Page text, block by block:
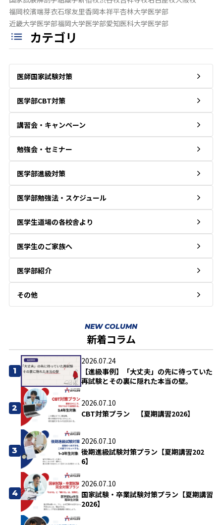
福岡校濱端芽衣石塚友里香岡本祥平杏林大学医学部
近畿大学医学部福岡大学医学部愛知医科大学医学部
カテゴリ
医師国家試験対策
医学部CBT対策
講習会・キャンペーン
勉強会・セミナー
医学部進級対策
医学部勉強法・スケジュール
医学生道場の各校舎より
医学生のご家族へ
医学部紹介
その他
NEW COLUMN
新着コラム
1
2026.07.24
【進級事例】「大丈夫」の先に待っていた
再試験とその裏に隠れた本当の壁。
2
2026.07.10
CBT対策プラン 【夏期講習2026】
3
2026.07.10
後期進級試験対策プラン【夏期講習202
6】
4
2026.07.10
国家試験・卒業試験対策プラン【夏期講習
2026】